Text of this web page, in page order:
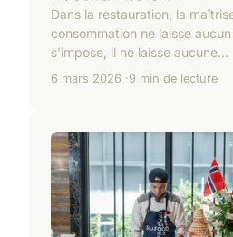
Dans la restauration, la
consommation ne laisse
s'impose, il ne laisse aucune...
6 mars 2026 9 min de lecture